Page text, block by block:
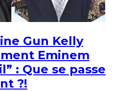
Gun Kelly
Eminem
: Que se passe
?!